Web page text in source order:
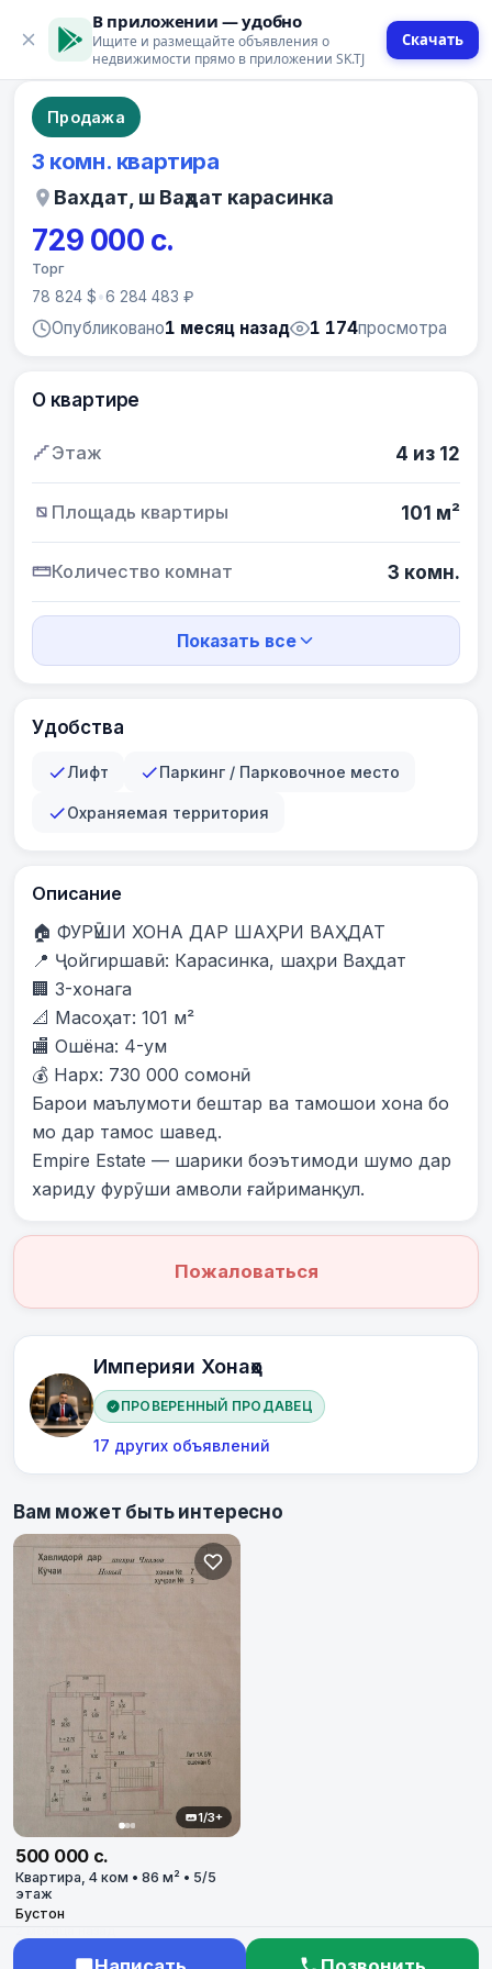
В приложении — удобно
Ищите и размещайте объявления о
недвижимости прямо в приложении SK.TJ
Скачать
10 фото
Продажа
3 комн. квартира
Вахдат, ш Ваҳдат карасинка
729 000 с.
Торг
78 824 $•6 284 483 ₽
Опубликовано1 месяц назад 1 174просмотра
О квартире
Этаж 4 из 12
Площадь квартиры 101 м²
Количество комнат 3 комн.
Показать все
Удобства
Лифт Паркинг / Парковочное место
Охраняемая территория
Описание
🏠 ФУРӮШИ ХОНА ДАР ШАҲРИ ВАҲДАТ
📍 Ҷойгиршавӣ: Карасинка, шаҳри Ваҳдат
🏢 3-хонага
📐 Масоҳат: 101 м²
🏬 Ошёна: 4-ум
💰 Нарх: 730 000 сомонӣ
Барои маълумоти бештар ва тамошои хона бо
мо дар тамос шавед.
Empire Estate — шарики боэътимоди шумо дар
хариду фурӯши амволи ғайриманқул.
Пожаловаться
Империяи Хонаҳо
ПРОВЕРЕННЫЙ ПРОДАВЕЦ
17 других объявлений
Вам может быть интересно
1/3+
500 000 с.
Квартира, 4 ком • 86 м² • 5/5
этаж
Бустон